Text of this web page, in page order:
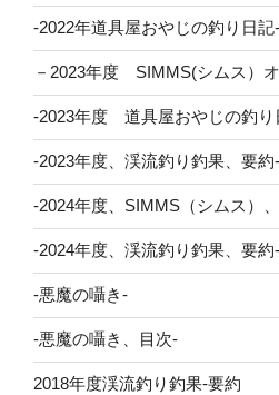
-2022年道具屋おやじの釣り日記-
－2023年度 SIMMS(シムス）オ
-2023年度 道具屋おやじの釣り
-2023年度、渓流釣り釣果、要約-
-2024年度、SIMMS（シムス）
-2024年度、渓流釣り釣果、要約-
-悪魔の囁き-
-悪魔の囁き、目次-
2018年度渓流釣り釣果-要約